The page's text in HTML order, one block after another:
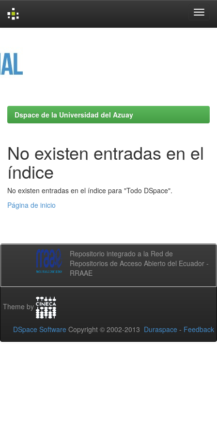
Dspace de la Universidad del Azuay
No existen entradas en el
índice
No existen entradas en el índice para "Todo DSpace".
Página de inicio
Repositorio integrado a la Red de
Repositorios de Acceso Abierto del Ecuador -
RRAAE
Theme by
DSpace Software Copyright © 2002-2013 Duraspace - Feedback